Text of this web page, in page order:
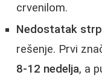
crvenilom.
Nedostatak
rešenje. Prvi
8-12 nedelja, a